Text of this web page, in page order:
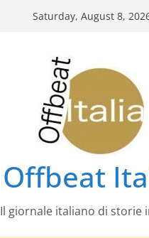
Saturday, August 8,
Offbeat
Il giornale italiano di storie